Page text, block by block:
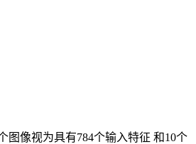
图像视为具有784个输入特征 和10个